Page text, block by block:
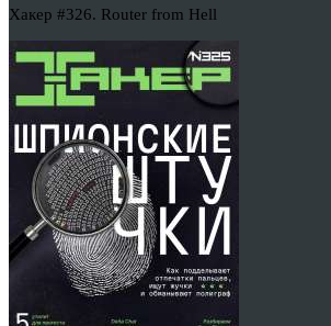
Хакер #326. Router from Hell